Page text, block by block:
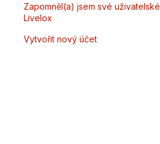
Zapomněl(a) jsem své
Livelox
Vytvořit nový účet